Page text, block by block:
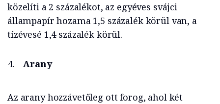
közelíti a 2 százalékot, az egyéves svájci
állampapír hozama 1,5 százalék körül van, a
tízévesé 1,4 százalék körül.
Arany
Az arany hozzávetőleg ott forog, ahol két